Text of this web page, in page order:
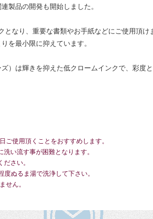
製品の開発も開始しました。
なり、重要な書類やお手紙などにご使用頂け
を最小限に抑えています。
）は輝きを抑えた低クロームインクで、彩度
ご使用頂くことをおすすめします。
い流す事が困難となります。
さい。
ぬるま湯で洗浄して下さい。
せん。